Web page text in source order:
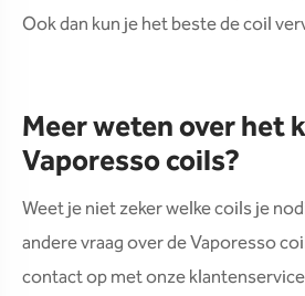
Ook dan kun je het beste de coil
Meer weten over het
Vaporesso coils?
Weet je niet zeker welke coils je
andere vraag over de Vaporesso
contact op met onze